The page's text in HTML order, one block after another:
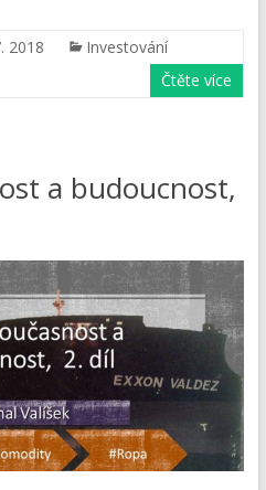
2018
Investování
Čtěte více
a budoucnost,